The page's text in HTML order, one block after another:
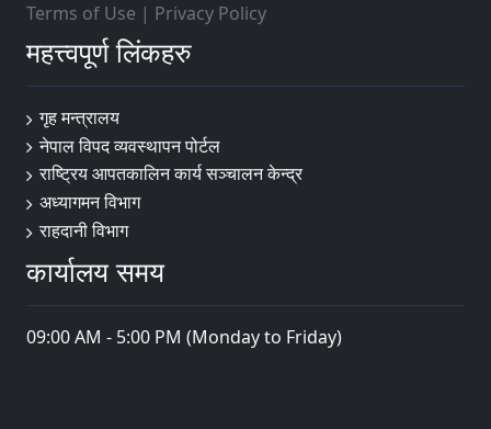
Terms of Use | Privacy Policy
महत्त्वपूर्ण लिंकहरु
गृह मन्त्रालय
नेपाल विपद व्यवस्थापन पोर्टल
राष्ट्रिय आपतकालिन कार्य सञ्चालन केन्द्र
अध्यागमन विभाग
राहदानी विभाग
कार्यालय समय
09:00 AM - 5:00 PM (Monday to Friday)